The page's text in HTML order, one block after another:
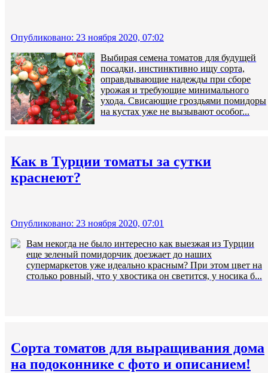
Опубликовано: 23 ноября 2020, 07:02
Выбирая семена томатов для будущей
посадки, инстинктивно ищу сорта,
оправдывающие надежды при сборе
урожая и требующие минимального
ухода. Свисающие гроздьями помидоры
на кустах уже не вызывают особог...
Как в Турции томаты за сутки
краснеют?
Опубликовано: 23 ноября 2020, 07:01
Вам некогда не было интересно как выезжая из Турции
еще зеленый помидорчик доезжает до наших
супермаркетов уже идеально красным? При этом цвет на
столько ровный, что у хвостика он светится, у носика б...
Сорта томатов для выращивания дома
на подоконнике с фото и описанием!